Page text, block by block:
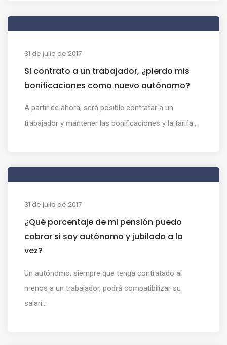
31 de julio de 2017
Si contrato a un trabajador, ¿pierdo mis
bonificaciones como nuevo autónomo?
A partir de ahora, será posible contratar a un
trabajador y mantener las bonificaciones y la tarifa...
31 de julio de 2017
¿Qué porcentaje de mi pensión puedo
cobrar si soy autónomo y jubilado a la
vez?
Un autónomo, siempre que tenga contratado al
menos a un trabajador, podrá compatibilizar su
salari...